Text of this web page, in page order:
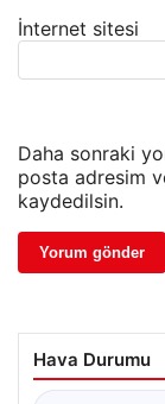
İnternet sitesi
Daha sonraki
posta adresim
kaydedilsin.
Hava Durumu